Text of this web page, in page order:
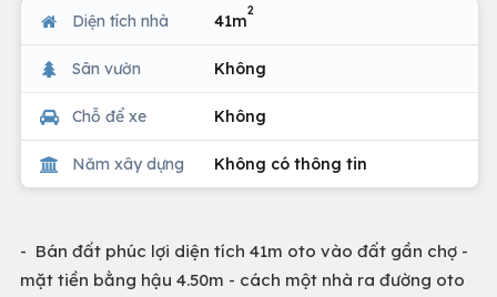
Diện tích nhà 41m
2
Sân vườn Không
Chỗ để xe Không
Năm xây dựng Không có thông tin
- Bán đất phúc lợi diện tích 41m oto vào đất gần chợ -
mặt tiền bằng hậu 4.50m - cách một nhà ra đường oto